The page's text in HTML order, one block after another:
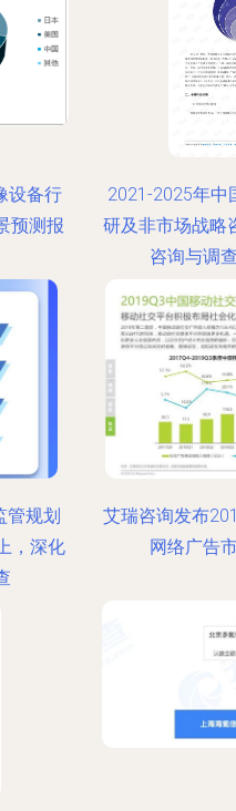
设备行
预测报
2021-2025年中
研及非市场战略
咨询与调
管规划
，深化
艾瑞咨询发布
网络广告